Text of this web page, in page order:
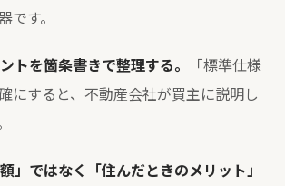
です。
トを箇条書きで整理する。
「標準仕様
にすると、不動産会社が買主に説明し
」ではなく「住んだときのメリット」